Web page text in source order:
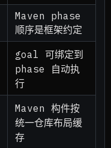
Maven phase
顺序是框架约定
goal 可绑定到
phase 自动执
行
Maven 构件按
统一仓库布局缓
存